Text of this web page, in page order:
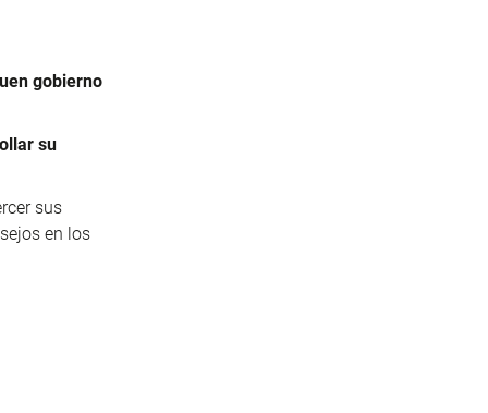
gobierno
su
sus
en los